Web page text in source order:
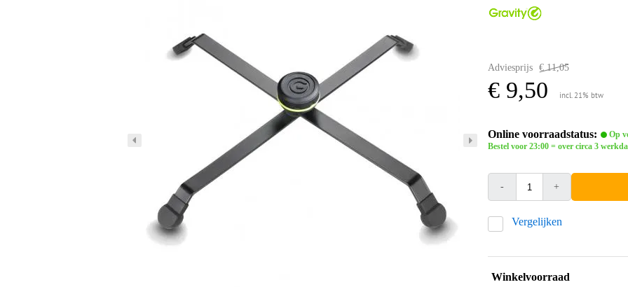
Adviesprijs € 11,05
€ 9,50 incl. 21% btw
Online voorraadstatus:
Op
Bestel voor 23:00 = over circa 3
- +
Vergelijken
Winkelvoorraad